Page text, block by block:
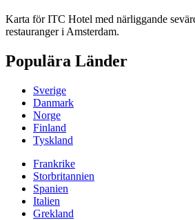
Karta för ITC Hotel med närliggande
restauranger i Amsterdam.
Populära Länder
Sverige
Danmark
Norge
Finland
Tyskland
Frankrike
Storbritannien
Spanien
Italien
Grekland